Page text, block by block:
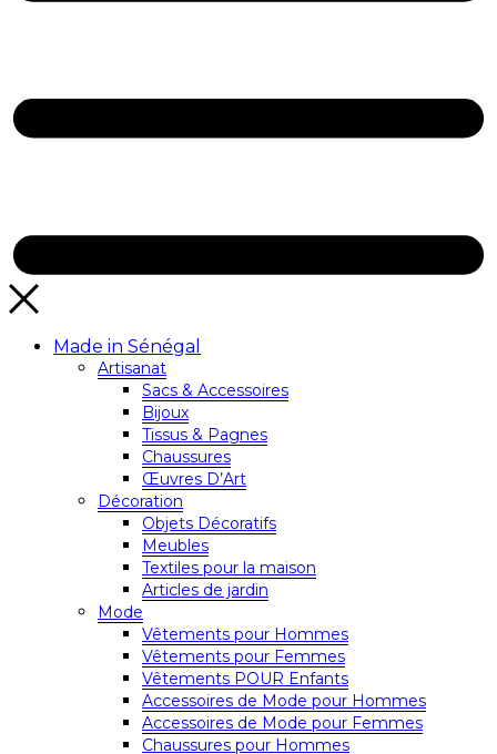
Made in Sénégal
Artisanat
Sacs & Accessoires
Bijoux
Tissus & Pagnes
Chaussures
Œuvres D’Art
Décoration
Objets Décoratifs
Meubles
Textiles pour la maison
Articles de jardin
Mode
Vêtements pour Hommes
Vêtements pour Femmes
Vêtements POUR Enfants
Accessoires de Mode pour Hommes
Accessoires de Mode pour Femmes
Chaussures pour Hommes